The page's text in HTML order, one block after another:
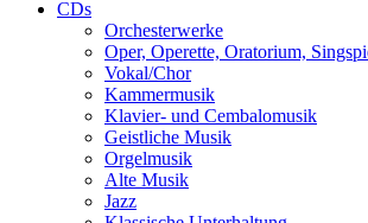
CDs
Orchesterwerke
Oper, Operette, Oratorium,
Vokal/Chor
Kammermusik
Klavier- und Cembalomusik
Geistliche Musik
Orgelmusik
Alte Musik
Jazz